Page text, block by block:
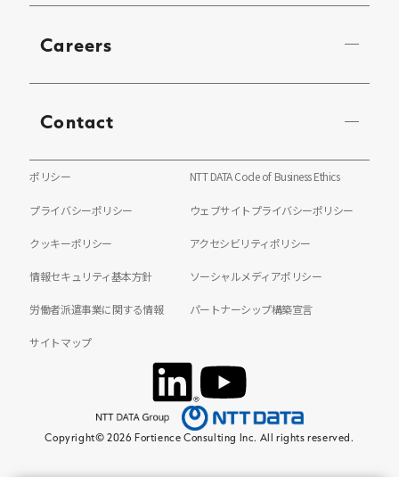
Careers
Contact
ポリシー NTT DATA Code of Business Ethics
プライバシーポリシー ウェブサイトプライバシーポリシー
クッキーポリシー アクセシビリティポリシー
情報セキュリティ基本方針 ソーシャルメディアポリシー
労働者派遣事業に関する情報 パートナーシップ構築宣言
サイトマップ
Copyright© 2026 Fortience Consulting Inc. All rights reserved.